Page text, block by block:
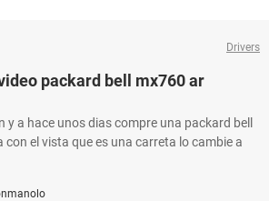
Drivers
packard bell mx760 ar
y a hace unos dias compre una packard bell
con el vista que es una carreta lo cambie a